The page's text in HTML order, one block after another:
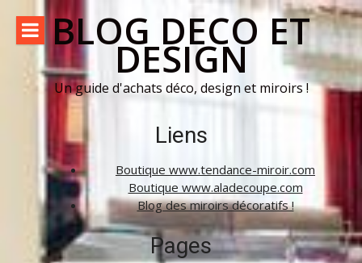
contenu BLOG DECO ET
DESIGN
Un guide d'achats déco, design et miroirs !
Liens
Boutique www.tendance-miroir.com
Boutique www.aladecoupe.com
Blog des miroirs décoratifs !
Pages